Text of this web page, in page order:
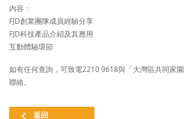
內容：​
FJD創業團隊成員經驗分享
FJD科技產品介紹及其應用
互動體驗環節
如有任何查詢，可致電2210 9618與「大灣區共同家
聯絡。
返回